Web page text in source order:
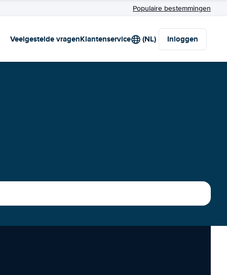
Populaire bestemmingen
Veelgestelde vragenKlantenservice (NL) Inloggen